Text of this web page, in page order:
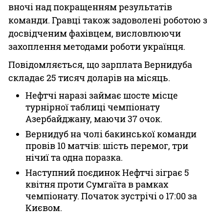
вночі над покращенням результатів
команди. Гравці також задоволені роботою з
досвідченим фахівцем, висловлюючи
захоплення методами роботи українця.
Повідомляється, що зарплата Вернидуба
складає 25 тисяч доларів на місяць.
Нефтчі наразі займає шосте місце
турнірної таблиці чемпіонату
Азербайджану, маючи 37 очок.
Вернидуб на чолі бакинської команди
провів 10 матчів: шість перемог, три
нічиї та одна поразка.
Наступний поєдинок Нефтчі зіграє 5
квітня проти Сумгаїта в рамках
чемпіонату. Початок зустрічі о 17:00 за
Києвом.